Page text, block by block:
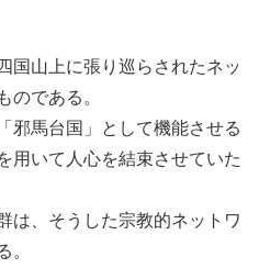
国山上に張り巡らされたネッ
のである。
邪馬台国」として機能させる
用いて人心を結束させていた
は、そうした宗教的ネットワ
。